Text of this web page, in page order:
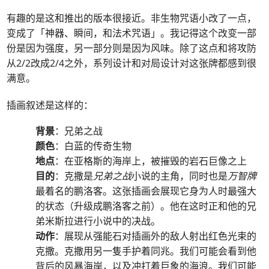
有趣的是这和推出的版本很接近。非生物咒语小改了一点，
变成了「神器、瞬间，和法术咒语」。我记得这个改变一部
份是因为强度，另一部分则是因为风味。除了这点和将攻防
从2/2改成2/4之外，系列设计和对局设计对这张牌都感到很
满意。
插画叙述是这样的：
背景：兄弟之战
颜色：白蓝的传奇生物
地点：在亚格斯的海岸上，被摧毁的岩石巨像之上
目的：克撒是兄弟之战小说的主角，同时也是万智牌
最着名的鹏洛客。这张插画会展现它身为人时最强大
的状态（升级成鹏洛客之前）。他在这时正和他的兄
弟米斯拉进行小说中的决战。
动作：展现从强能石对插画外的敌人射出红色光束的
克撒。克撒用另一隻手护着同兆。我们可能会看到他